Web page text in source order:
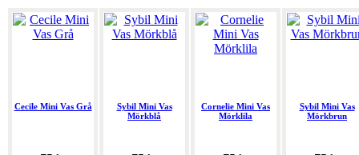
Cecile Mini Vas Grå
Sybil Mini Vas
Mörkblå
Cornelie Mini Vas
Mörklila
Sybil Mini Vas
Mörkbrun